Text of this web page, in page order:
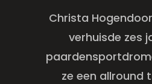
Christa
verhuisde zes
ze een allround